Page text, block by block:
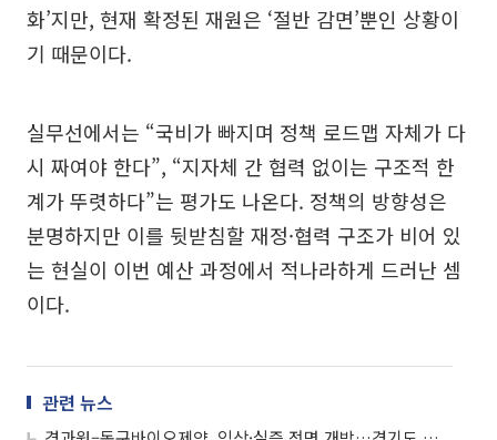
화’지만, 현재 확정된 재원은 ‘절반 감면’뿐인 상황이
기 때문이다.
실무선에서는 “국비가 빠지며 정책 로드맵 자체가 다
시 짜여야 한다”, “지자체 간 협력 없이는 구조적 한
계가 뚜렷하다”는 평가도 나온다. 정책의 방향성은
분명하지만 이를 뒷받침할 재정·협력 구조가 비어 있
는 현실이 이번 예산 과정에서 적나라하게 드러난 셈
이다.
관련 뉴스